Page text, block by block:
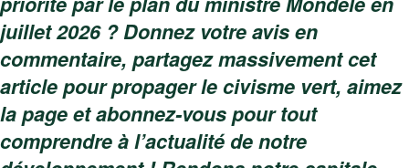
juillet 2026 ? Donnez votre avis en
commentaire, partagez massivement cet
article pour propager le civisme vert, aimez
la page et abonnez-vous pour tout
comprendre à l’actualité de notre